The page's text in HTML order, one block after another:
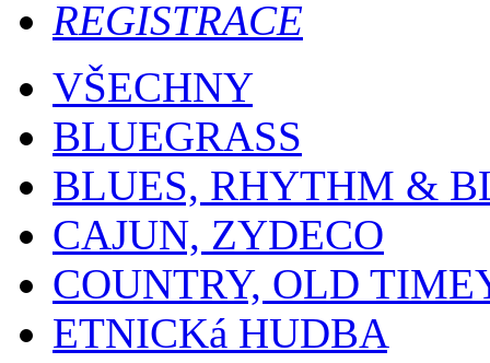
REGISTRACE
VŠECHNY
BLUEGRASS
BLUES, RHYTHM &
CAJUN, ZYDECO
COUNTRY, OLD
ETNICKá HUDBA